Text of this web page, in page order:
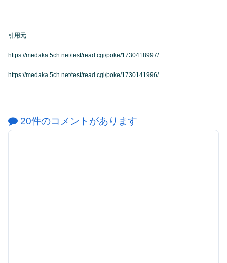
引用元:
https://medaka.5ch.net/test/read.cgi/poke/1730418997/
https://medaka.5ch.net/test/read.cgi/poke/1730141996/
20件のコメントがあります